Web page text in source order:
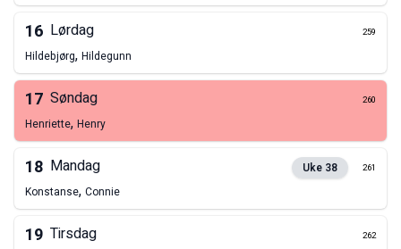
16 Lørdag 259
Hildebjørg, Hildegunn
17 Søndag 260
Henriette, Henry
18 Mandag Uke 38 261
Konstanse, Connie
19 Tirsdag 262